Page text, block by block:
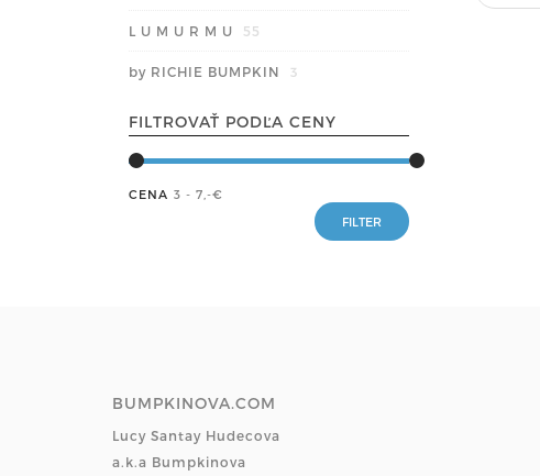
L U M U R M U 55
by RICHIE BUMPKIN 3
FILTROVAŤ PODĽA CENY
CENA 3 - 7 ,-€
BUMPKINOVA.COM
Lucy Santay Hudecova
a.k.a Bumpkinova